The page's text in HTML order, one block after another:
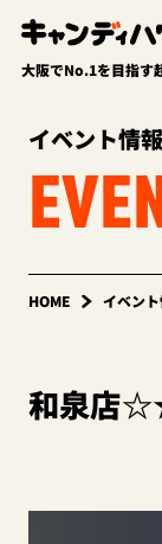
大阪でNo.1を目指す
イベント情報
HOME イベン
和泉店